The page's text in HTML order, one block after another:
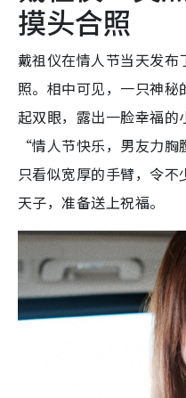
摸头合照
戴祖仪在情人节当天发
照。相中可见，一只神
起双眼，露出一脸幸福的
“情人节快乐，男友力
只看似宽厚的手臂，令
天子，准备送上祝福。